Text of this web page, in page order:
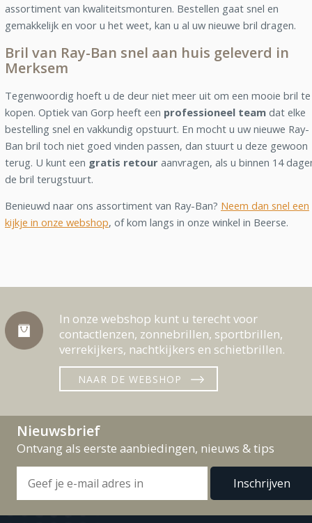
assortiment van kwaliteitsmonturen. Bestellen gaat snel en
gemakkelijk en voor u het weet, kan u al uw nieuwe bril dragen.
Bril van Ray-Ban snel aan huis geleverd in
Merksem
Tegenwoordig hoeft u de deur niet meer uit om een mooie bril te
kopen. Optiek van Gorp heeft een professioneel team dat elke
bestelling snel en vakkundig opstuurt. En mocht u uw nieuwe Ray-
Ban bril toch niet goed vinden passen, dan stuurt u deze gewoon
terug. U kunt een gratis retour aanvragen, als u binnen 14
de bril terugstuurt.
Benieuwd naar ons assortiment van Ray-Ban? Neem dan snel een
kijkje in onze webshop, of kom langs in onze winkel in Beerse.
In onze webshop kunt u terecht voor
contactlenzen, zonnebrillen, sportbrillen,
verrekijkers, nachtkijkers en schietbrillen.
NAAR DE WEBSHOP
Nieuwsbrief
Ontvang als eerste aanbiedingen, nieuws & tips